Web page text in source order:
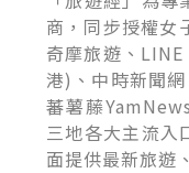
商，同步授權女
奇摩旅遊、
港)、中時新聞
蕃薯藤
三地各大主流入
面提供最新旅遊